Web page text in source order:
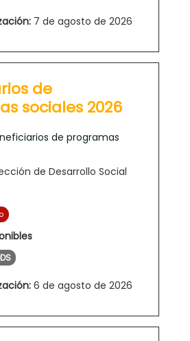
7 de agosto de 2026
de
sociales 2026
de programas
de Desarrollo Social
6 de agosto de 2026